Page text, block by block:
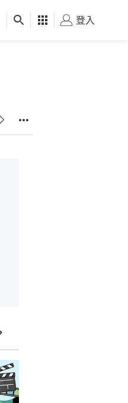
健康 好食玩飛
登入